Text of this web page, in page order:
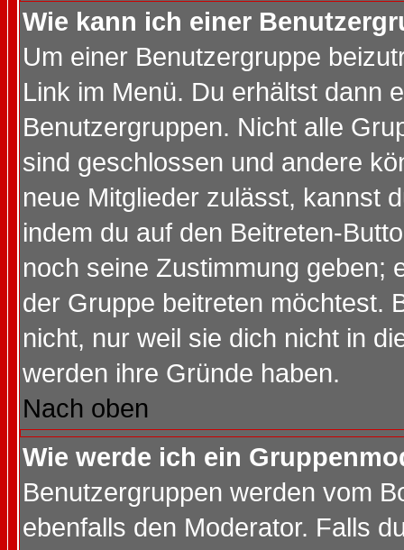
Wie kann ich einer
Um einer Benutzergruppe
Link im Menü. Du erhältst dann
Benutzergruppen. Nicht alle
sind geschlossen und andere
neue Mitglieder zulässt, kannst
indem du auf den Beitreten-
noch seine Zustimmung geben;
der Gruppe beitreten möchtest.
nicht, nur weil sie dich nicht in
werden ihre Gründe haben.
Nach oben
Wie werde ich ein
Benutzergruppen werden vom
ebenfalls den Moderator. Falls